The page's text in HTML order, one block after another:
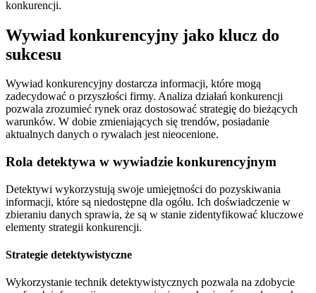
konkurencji.
Wywiad konkurencyjny jako klucz do
sukcesu
Wywiad konkurencyjny dostarcza informacji, które mogą
zadecydować o przyszłości firmy. Analiza działań konkurencji
pozwala zrozumieć rynek oraz dostosować strategię do bieżących
warunków. W dobie zmieniających się trendów, posiadanie
aktualnych danych o rywalach jest nieocenione.
Rola detektywa w wywiadzie konkurencyjnym
Detektywi wykorzystują swoje umiejętności do pozyskiwania
informacji, które są niedostępne dla ogółu. Ich doświadczenie w
zbieraniu danych sprawia, że są w stanie zidentyfikować kluczowe
elementy strategii konkurencji.
Strategie detektywistyczne
Wykorzystanie technik detektywistycznych pozwala na zdobycie